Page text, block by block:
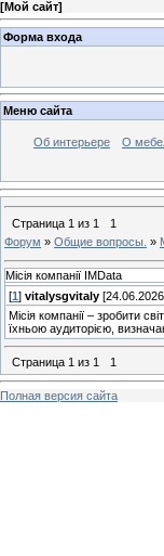
[Мой сайт]
Форма входа
Меню сайта
Об интерьере О
Страница 1 из 1
1
Форум » Общие вопросы. »
Місія компанії IMData
[1 ] vitalysgvitaly
Місія компанії – зробити
їхньою аудиторією,
Страница 1 из 1 1
Полная версия сайта